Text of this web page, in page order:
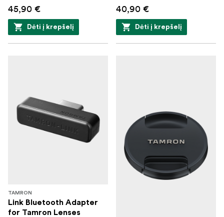
45,90 €
Dėti į krepšelį
40,90 €
Dėti į krepšelį
TAMRON
Link Bluetooth Adapter
for Tamron Lenses